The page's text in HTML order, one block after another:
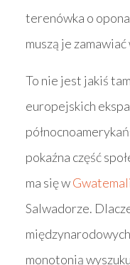
terenówka o
muszą je
To nie jest jakiś
europejskich
pokaźna część
ma się wGwatemali
Salwadorze.
monotonią